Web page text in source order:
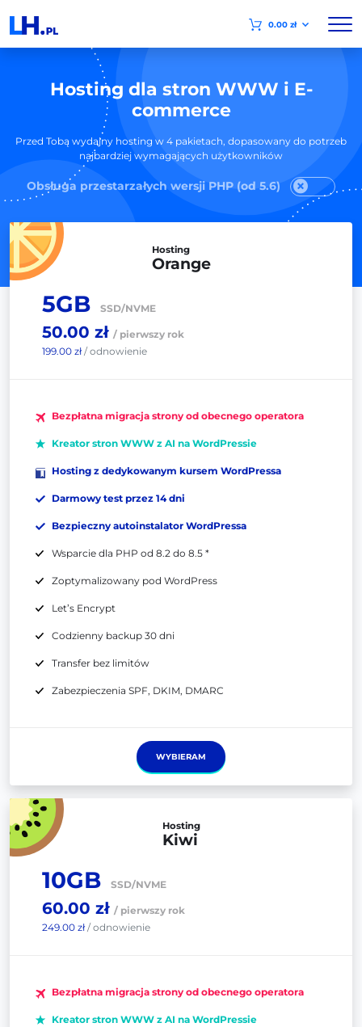
0.00 zł
Hosting dla stron WWW i E-
commerce
Przed Tobą wydajny hosting w 4 pakietach, dopasowany do potrzeb
najbardziej wymagających użytkowników
Obsługa przestarzałych wersji PHP (od 5.6)
Hosting
Orange
5GB SSD/NVME
50.00 zł / pierwszy rok
199.00 zł/ odnowienie
Bezpłatna migracja strony od obecnego operatora
Kreator stron WWW z AI na WordPressie
Hosting z dedykowanym kursem WordPressa
Darmowy test przez 14 dni
Bezpieczny autoinstalator WordPressa
Wsparcie dla PHP od 8.2 do 8.5 *
Zoptymalizowany pod WordPress
Let’s Encrypt
Codzienny backup 30 dni
Transfer bez limitów
Zabezpieczenia SPF, DKIM, DMARC
WYBIERAM
Hosting
Kiwi
10GB SSD/NVME
60.00 zł / pierwszy rok
249.00 zł/ odnowienie
Bezpłatna migracja strony od obecnego operatora
Kreator stron WWW z AI na WordPressie